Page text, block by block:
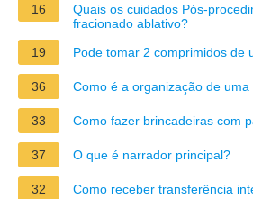
16
Quais os cuidados Pós-
fracionado ablativo?
19
Pode tomar 2 comprimidos de
36 Como é a organização de
33 Como fazer brincadeiras com
37 O que é narrador principal?
32 Como receber transferência